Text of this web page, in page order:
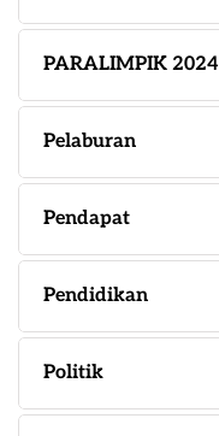
PARALIMPIK 2024
Pelaburan
Pendapat
Pendidikan
Politik